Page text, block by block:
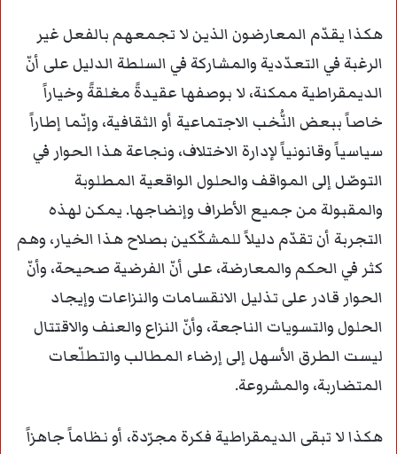
هكذا يقدّم المعارضون الذين لا تجمعهم بالفعل غير
الرغبة في التعدّدية والمشاركة في السلطة الدليل على أنّ
الديمقراطية ممكنة، لا بوصفها عقيدةً مغلقةً وخياراً
خاصاً ببعض النُّخب الاجتماعية أو الثقافية، وإنّما إطاراً
سياسياً وقانونياً لإدارة الاختلاف، ونجاعة هذا الحوار في
التوصّل إلى المواقف والحلول الواقعية المطلوبة
والمقبولة من جميع الأطراف وإنضاجها. يمكن لهذه
التجربة أن تقدّم دليلاً للمشكّكين بصلاح هذا الخيار، وهم
كثر في الحكم والمعارضة، على أنّ الفرضية صحيحة، وأنّ
الحوار قادر على تذليل الانقسامات والنزاعات وإيجاد
الحلول والتسويات الناجعة، وأنّ النزاع والعنف والاقتتال
ليست الطرق الأسهل إلى إرضاء المطالب والتطلّعات
المتضاربة، والمشروعة.
هكذا لا تبقى الديمقراطية فكرة مجرّدة، أو نظاماً جاهزاً